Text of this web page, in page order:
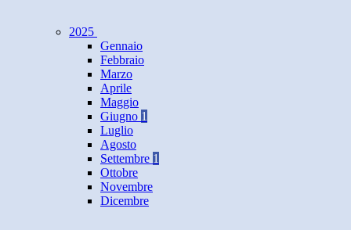
2025
Gennaio
Febbraio
Marzo
Aprile
Maggio
Giugno 1
Luglio
Agosto
Settembre 1
Ottobre
Novembre
Dicembre